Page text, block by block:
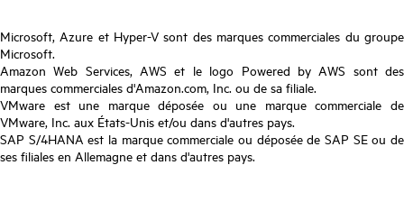
Microsoft, Azure et Hyper-V sont des marques commerciales du groupe
Microsoft.
Amazon Web Services, AWS et le logo Powered by AWS sont des
marques commerciales d'Amazon.com, Inc. ou de sa filiale.
VMware est une marque déposée ou une marque commerciale de
VMware, Inc. aux États-Unis et/ou dans d'autres pays.
SAP S/4HANA est la marque commerciale ou déposée de SAP SE ou de
ses filiales en Allemagne et dans d'autres pays.